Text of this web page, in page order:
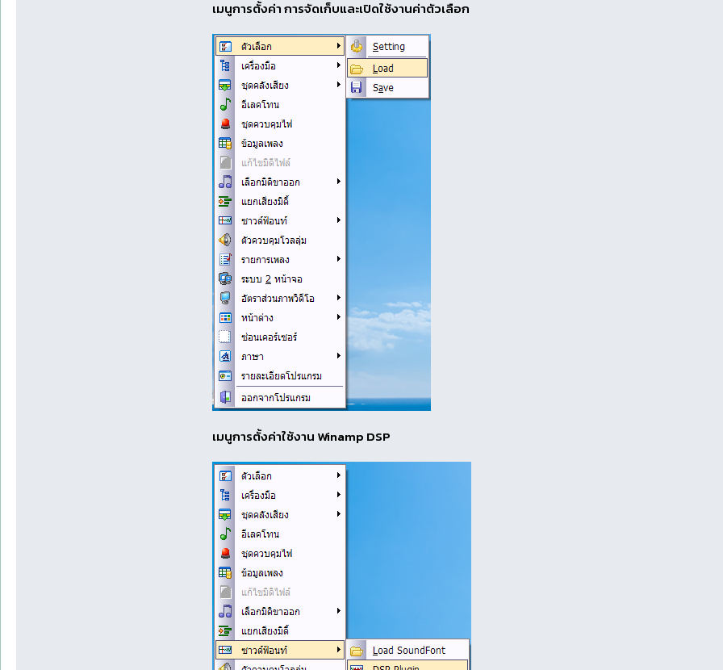
เมนูการตั้งค่า การจัดเก็บและเปิดใช้งานค่าตัวเลือก
เมนูการตั้งค่าใช้งาน Winamp DSP